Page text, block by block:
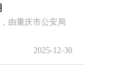
由重庆市公安局
2025-12-30